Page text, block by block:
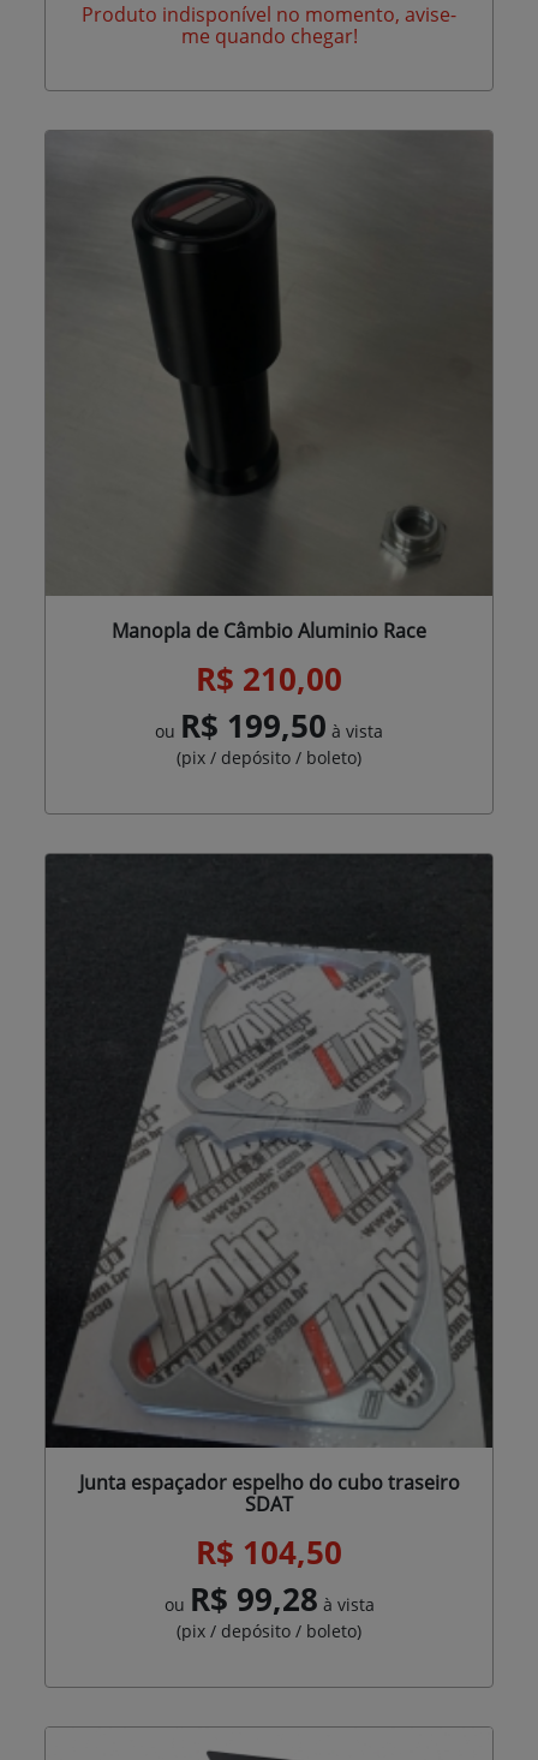
Produto indisponível no momento, avise-
me quando chegar!
Manopla de Câmbio Aluminio Race
R$ 210,00
ou R$ 199,50 à vista
(pix / depósito / boleto)
Junta espaçador espelho do cubo traseiro
SDAT
R$ 104,50
ou R$ 99,28 à vista
(pix / depósito / boleto)